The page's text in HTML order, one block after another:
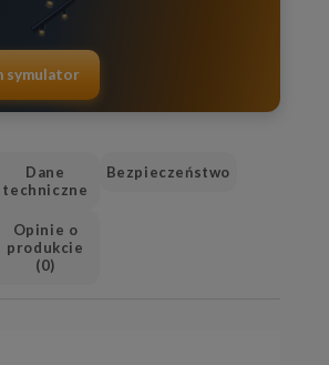
symulator
Dane
techniczne
Bezpieczeństwo
ewentualnych
Opinie o
produkcie
(0)